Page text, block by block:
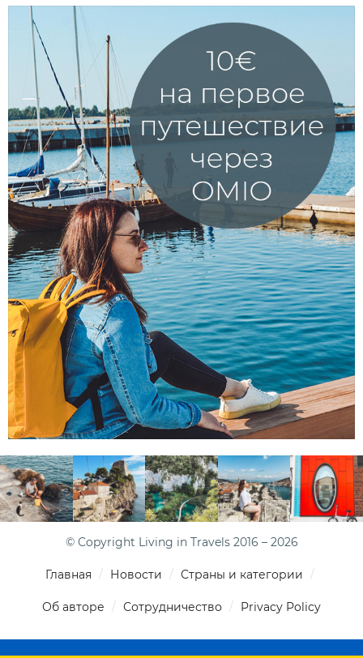
© Copyright Living in Travels 2016 – 2026
Главная Новости Страны и категории
Об авторе Сотрудничество Privacy Policy